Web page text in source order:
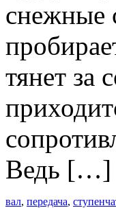
снежные
тянет за
Ведь […]
вал, передача,